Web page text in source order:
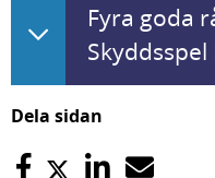
Fyra goda
Skyddsspel
Dela sidan